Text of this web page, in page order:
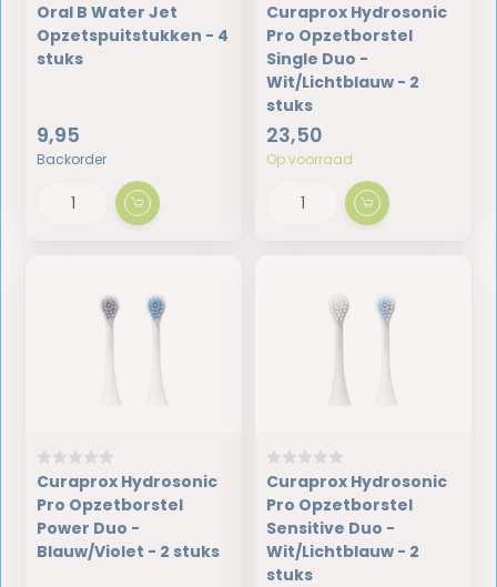
Oral B Water Jet
Opzetspuitstukken - 4
stuks
9,95
Backorder
Curaprox Hydrosonic
Pro Opzetborstel
Single Duo -
Wit/Lichtblauw - 2
stuks
23,50
Op voorraad
Curaprox Hydrosonic
Pro Opzetborstel
Power Duo -
Blauw/Violet - 2 stuks
Curaprox Hydrosonic
Pro Opzetborstel
Sensitive Duo -
Wit/Lichtblauw - 2
stuks